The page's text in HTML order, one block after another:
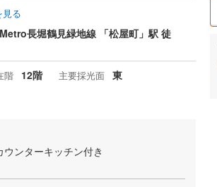
見る
長堀鶴見緑地線 「松屋町」駅 徒
階 12階 主要採光面 東
ンターキッチン付き